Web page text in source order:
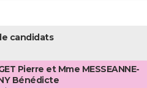
candidats
Pierre et Mme MESSEANNE-
Bénédicte